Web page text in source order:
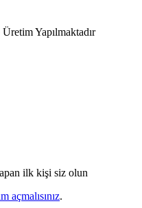
Yapılmaktadır
ilk kişi siz olun
açmalısınız.